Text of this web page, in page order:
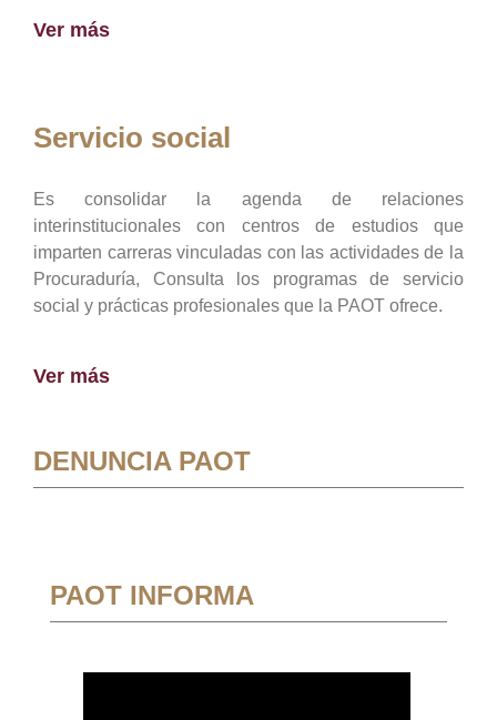
Ver más
Servicio social
Es consolidar la agenda de relaciones
interinstitucionales con centros de estudios que
imparten carreras vinculadas con las actividades de la
Procuraduría, Consulta los programas de servicio
social y prácticas profesionales que la PAOT ofrece.
Ver más
DENUNCIA PAOT
PAOT INFORMA